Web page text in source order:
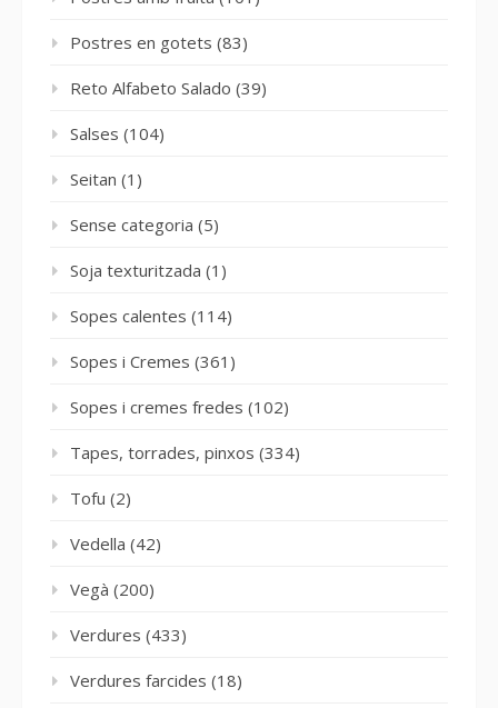
Postres en gotets (83)
Reto Alfabeto Salado (39)
Salses (104)
Seitan (1)
Sense categoria (5)
Soja texturitzada (1)
Sopes calentes (114)
Sopes i Cremes (361)
Sopes i cremes fredes (102)
Tapes, torrades, pinxos (334)
Tofu (2)
Vedella (42)
Vegà (200)
Verdures (433)
Verdures farcides (18)